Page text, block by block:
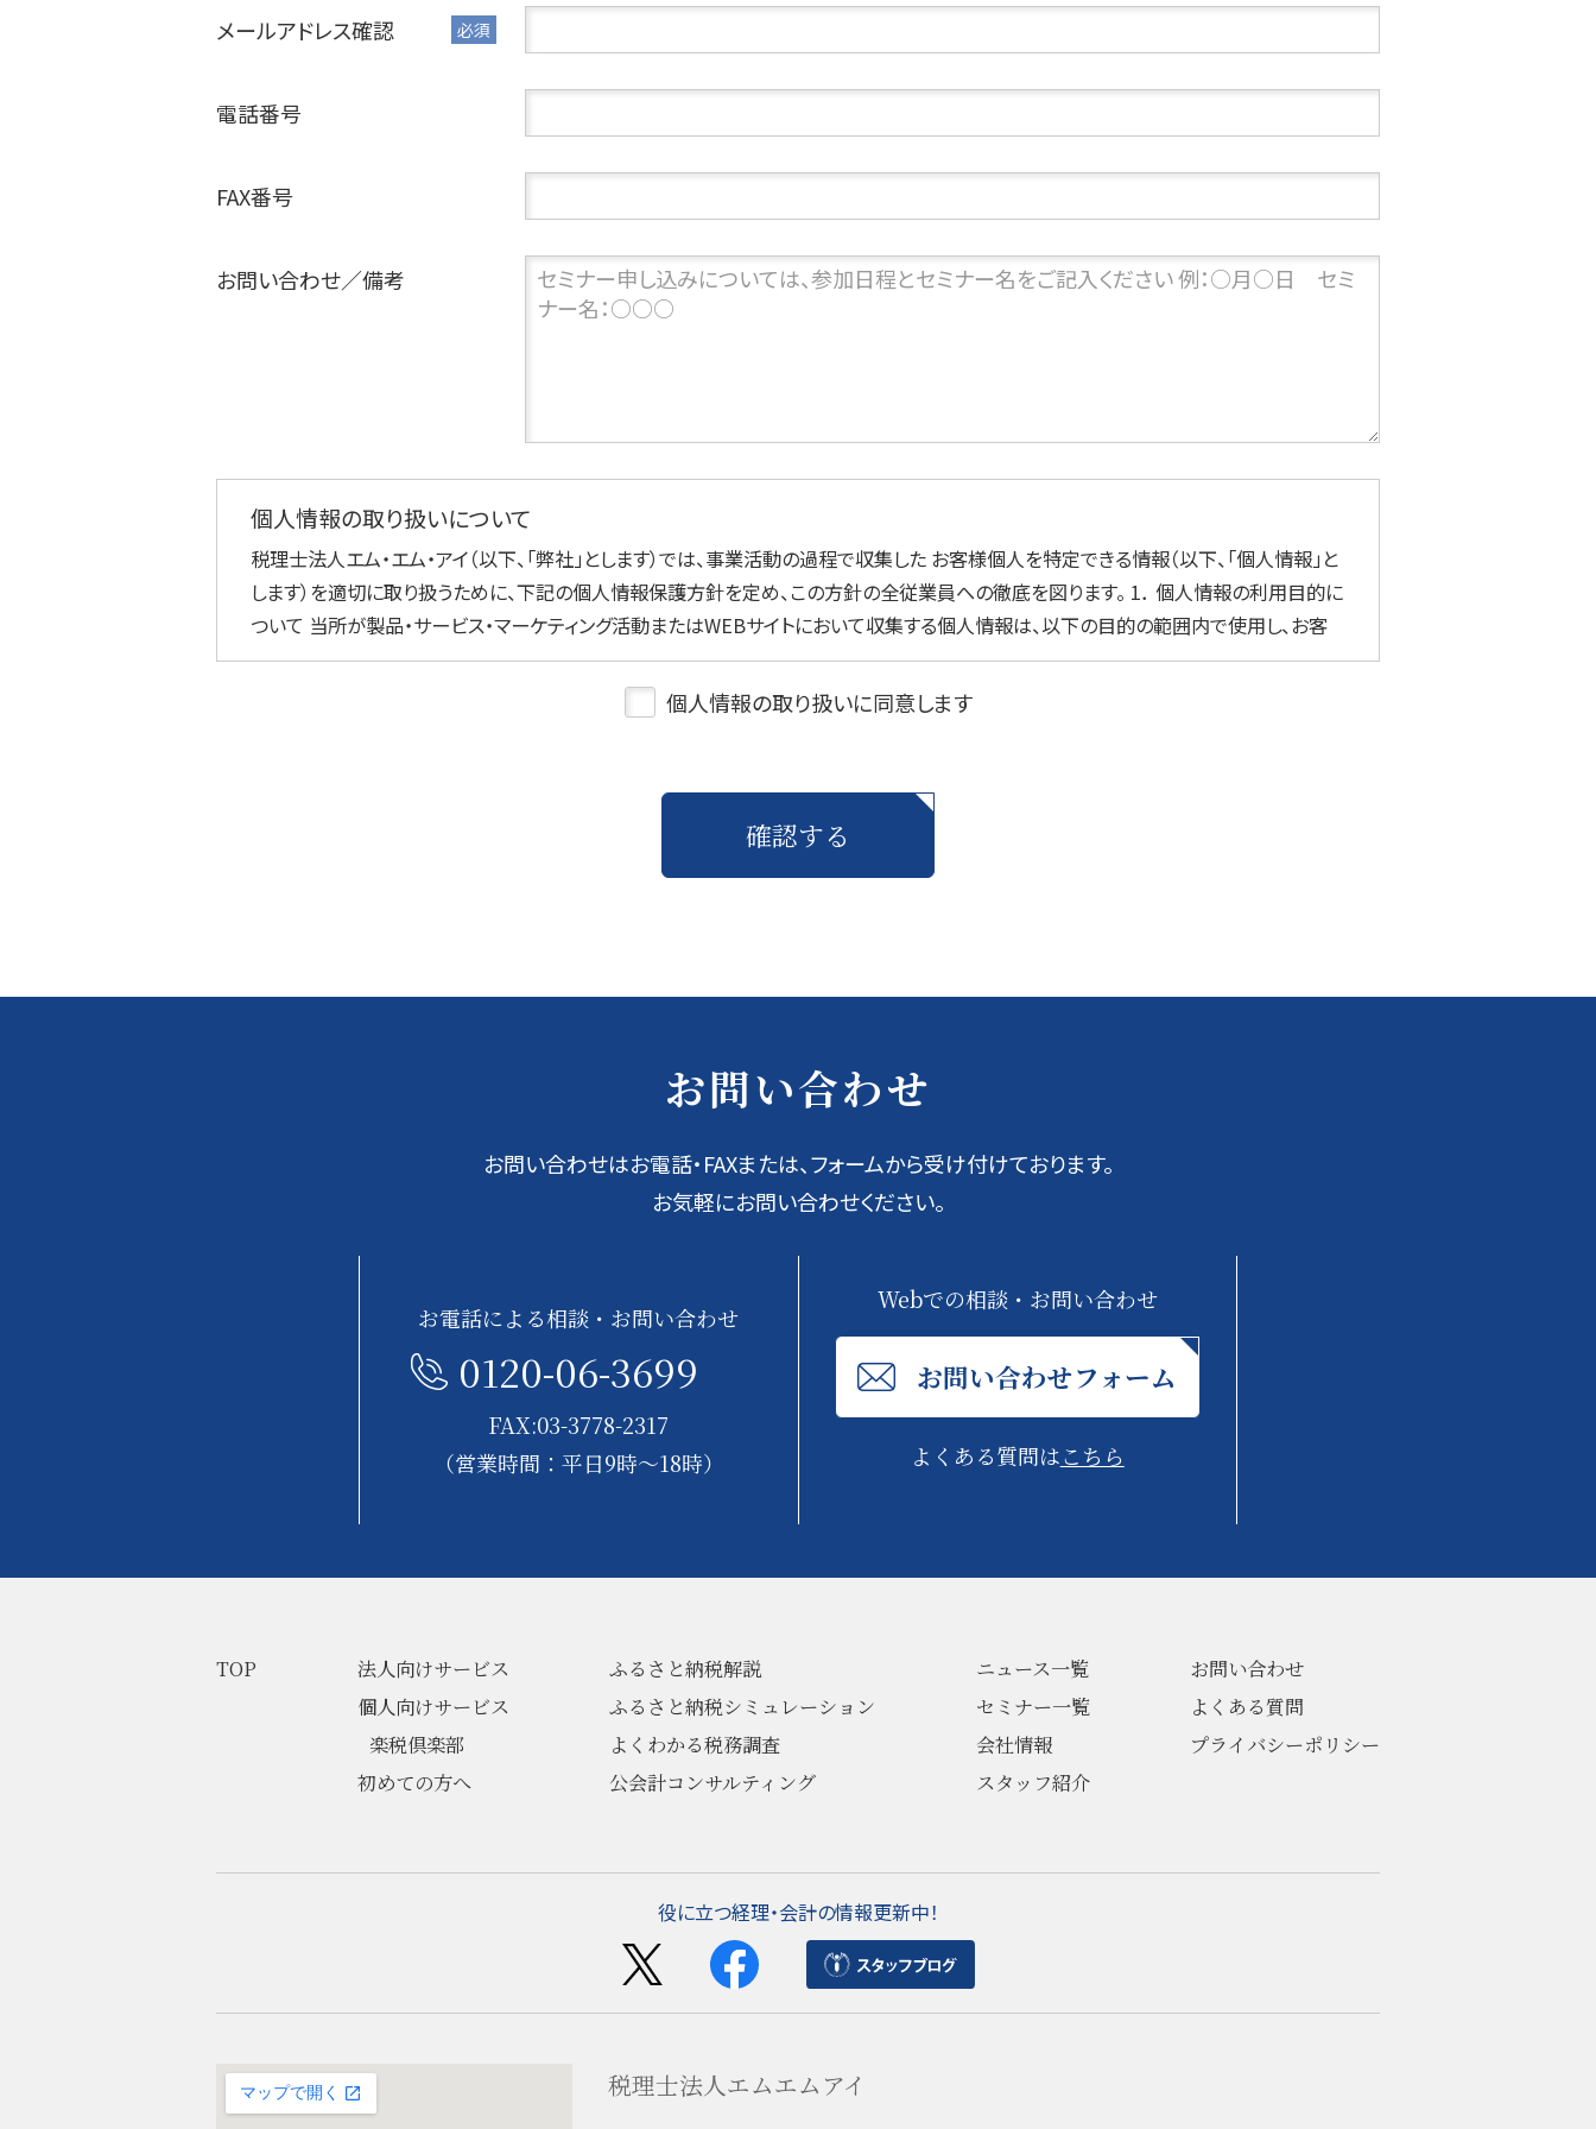
メールアドレス確認 必須
電話番号
FAX番号
お問い合わせ／備考
個人情報の取り扱いについて
税理士法人エム・エム・アイ（以下、「弊社」とします）では、事業活動の過程で収集した お客様個人を特定できる情報（以下、「個人情報」と
します）を適切に取り扱うために、下記の個人情報保護方針を定め、この方針の全従業員への徹底を図ります。 1． 個人情報の利用目的に
ついて 当所が製品・サービス・マーケティング活動またはWEBサイトにおいて収集する個人情報は、以下の目的の範囲内で使用し、お客
様の同意なく利用目的の範囲を超えて利用することはありません。 ・ 当所サービスおよび関連製品の資料・商品等の送付および請求 ・ 当
所サービスおよび関連製品に関する情報、または営業およびマーケティング活動（セミナー、キャンペーン、メールマガジンなど）に関する
情報提供並びに連絡 2． 安全管理措置について 当所では、合理的な技術・物理的施策によって、個人情報の紛失、破壊、社外への不正な
します。 3． 第三者への提供・開示について 当所ではお客様の個人情報を、その利用目的の範囲を超えて、お客様の同意なく第三者に提
供することはございません。また、利用目的に応じてお客様の個人情報の取扱いを業務委託先に 委託する場合におきましても、秘密保持
契約などを締結し、業務委託先が適切に個人情報を取扱う よう必要な措置をとるものとします。ただし、以下の場合は例外として、第三者
す。 詳しくは下記のリンク先をご覧ください。 5． 法令遵守 当所は、当所が保有する個人情報に関して適用される法令、規範を遵守すると
個人情報の取り扱いに同意します
確認する
お問い合わせ
お問い合わせはお電話・FAXまたは、フォームから受け付けております。
お気軽にお問い合わせください。
お電話による相談・お問い合わせ
0120-06-3699
FAX:03-3778-2317
（営業時間：平日9時～18時）
Webでの相談・お問い合わせ
お問い合わせフォーム
よくある質問はこちら
TOP
法人向けサービス
個人向けサービス
楽税倶楽部
初めての方へ
ふるさと納税解説
ふるさと納税シミュレーション
よくわかる税務調査
公会計コンサルティング
ニュース一覧
セミナー一覧
会社情報
スタッフ紹介
お問い合わせ
よくある質問
プライバシーポリシー
税理士法人エムエムアイ
役に立つ経理・会計の情報更新中！